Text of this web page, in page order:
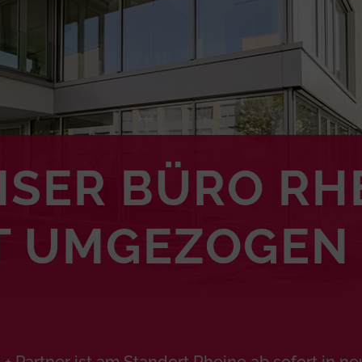
BÜRO
UMGEZOGEN